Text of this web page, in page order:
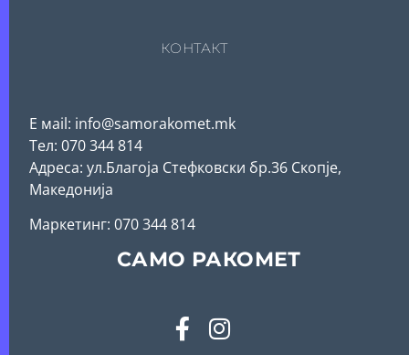
КОНТАКТ
Е мail: info@samorakomet.mk
Тел: 070 344 814
Адреса: ул.Благоја Стефковски бр.36 Скопје,
Македонија
Mаркетинг: 070 344 814
САМО РАКОМЕТ